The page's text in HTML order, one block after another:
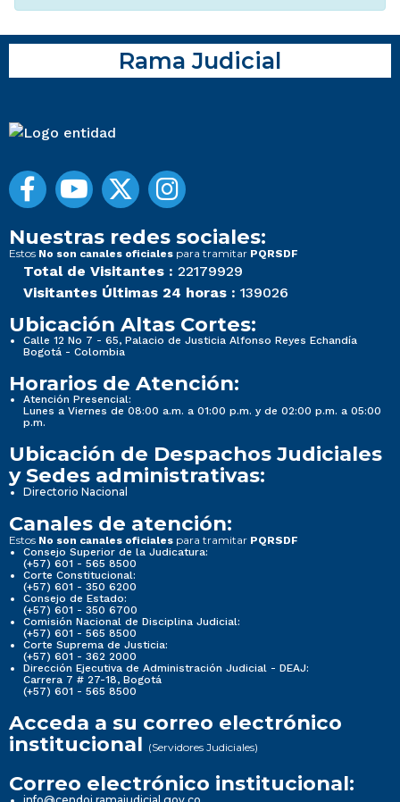
Rama Judicial
Nuestras redes sociales:
Estos No son canales oficiales para tramitar PQRSDF
Total de Visitantes : 22179929
Visitantes Últimas 24 horas : 139026
Ubicación Altas Cortes:
Calle 12 No 7 - 65, Palacio de Justicia Alfonso Reyes Echandía
Bogotá - Colombia
Horarios de Atención:
Atención Presencial:
Lunes a Viernes de 08:00 a.m. a 01:00 p.m. y de 02:00 p.m. a 05:00
p.m.
Ubicación de Despachos Judiciales
y Sedes administrativas:
Directorio Nacional
Canales de atención:
Estos No son canales oficiales para tramitar PQRSDF
Consejo Superior de la Judicatura:
(+57) 601 - 565 8500
Corte Constitucional:
(+57) 601 - 350 6200
Consejo de Estado:
(+57) 601 - 350 6700
Comisión Nacional de Disciplina Judicial:
(+57) 601 - 565 8500
Corte Suprema de Justicia:
(+57) 601 - 362 2000
Dirección Ejecutiva de Administración Judicial - DEAJ:
Carrera 7 # 27-18, Bogotá
(+57) 601 - 565 8500
Acceda a su correo electrónico
institucional (Servidores Judiciales)
Correo electrónico institucional: